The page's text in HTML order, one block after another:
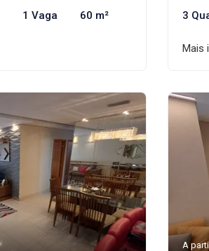
1 Vaga 60 m² 3
Mais
A